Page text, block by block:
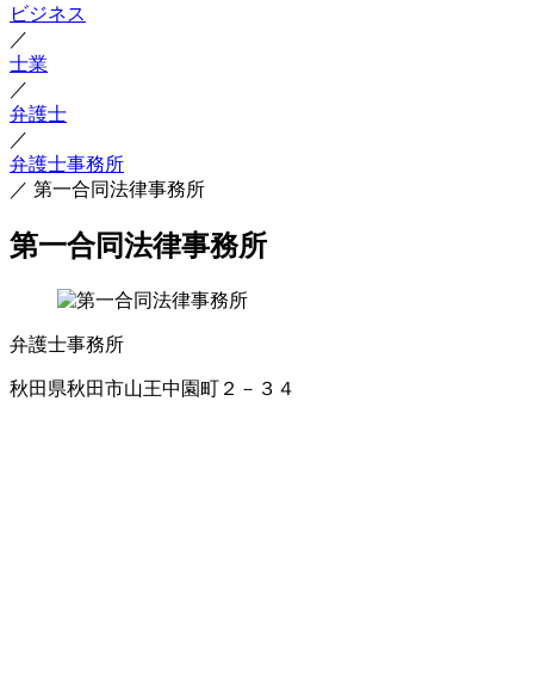
ビジネス
／
士業
／
弁護士
／
弁護士事務所
／ 第一合同法律事務所
第一合同法律事務所
弁護士事務所
秋田県秋田市山王中園町２－３４